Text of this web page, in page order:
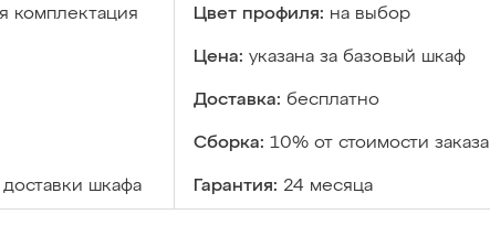
комплектация Цвет профиля: на выбор
Цена: указана за базовый шкаф
Доставка: бесплатно
Сборка: 10% от стоимости заказа
шкафа Гарантия: 24 месяца